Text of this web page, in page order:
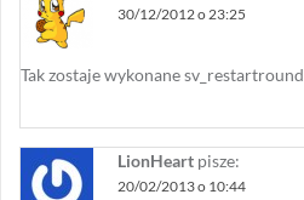
30/12/2012 o 23:25
Tak zostaje wykonane sv_restartround
LionHeart pisze:
20/02/2013 o 10:44